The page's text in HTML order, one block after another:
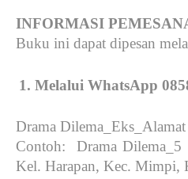
INFORMASI
Buku ini dapat dipesan
Melalui WhatsApp
Drama Dilema_Eks_Alamat
Contoh: Drama Dilema_5
Kel. Harapan, Kec. Mimpi,